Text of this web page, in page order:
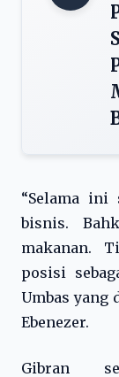
“Selama ini
bisnis.
makanan.
posisi
Umbas yang
Ebenezer.
Gibran